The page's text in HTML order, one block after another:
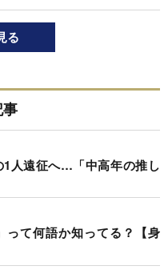
る
人遠征へ…「中高年の推し
って何語か知ってる？【身